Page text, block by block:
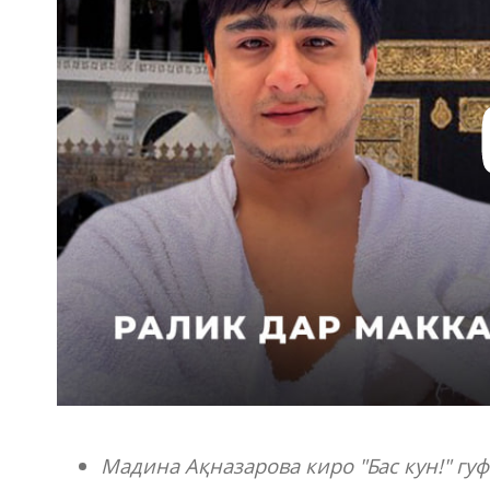
Мадина Ақназарова киро "Бас кун!"